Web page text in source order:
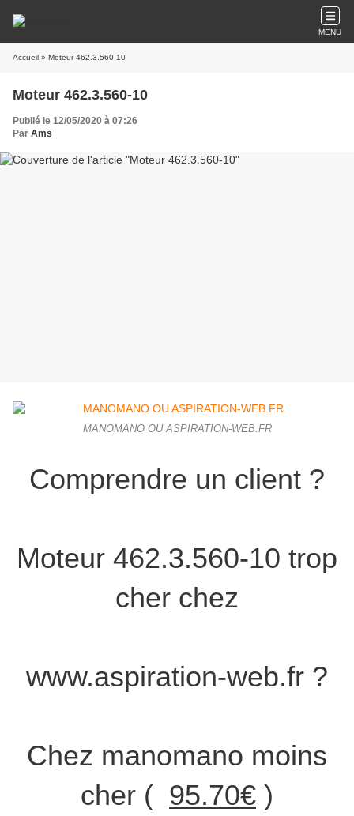
MENU
Accueil » Moteur 462.3.560-10
Moteur 462.3.560-10
Publié le 12/05/2020 à 07:26
Par Ams
MANOMANO OU ASPIRATION-WEB.FR
Comprendre un client ?
Moteur 462.3.560-10 trop
cher chez
www.aspiration-web.fr ?
Chez manomano moins
cher ( 95.70€ )